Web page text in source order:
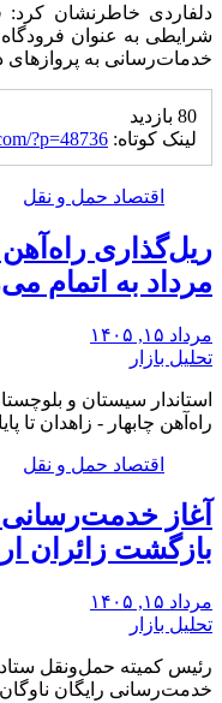
دلفاردی خاطرنشان کرد:
شرایطی به عنوان
خدمات‌رسانی به پروازهای
80 بازدید
لینک کوتاه: ?p=48736
اقتصاد حمل و نقل
ریل‌گذاری راه‌آهن
مرداد به اتمام
مرداد ۱۵, ۱۴۰۵
تحلیل بازار
استاندار سیستان و
راه‌آهن چابهار - زاهدان تا
اقتصاد حمل و نقل
آغاز خدمت‌رسانی
بازگشت زائران
مرداد ۱۵, ۱۴۰۵
تحلیل بازار
رئیس کمیته حمل‌ونقل ستاد
خدمت‌رسانی رایگان